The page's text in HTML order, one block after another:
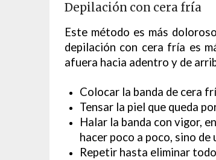
Depilación con cera fría
Este método es más
depilación con cera fría es
afuera hacia adentro y de
Colocar la banda de cera
Tensar la piel que queda
Halar la banda con vigor,
hacer poco a poco, sino de
Repetir hasta eliminar